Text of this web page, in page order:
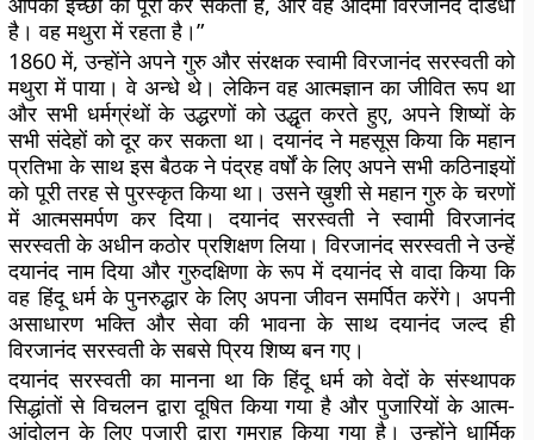
है। वह मथुरा में रहता है।”
1860 में, उन्होंने अपने गुरु और संरक्षक स्वामी विरजानंद सरस्वती को
मथुरा में पाया। वे अन्धे थे। लेकिन वह आत्मज्ञान का जीवित रूप था
और सभी धर्मग्रंथों के उद्धरणों को उद्धृत करते हुए, अपने शिष्यों के
सभी संदेहों को दूर कर सकता था। दयानंद ने महसूस किया कि महान
प्रतिभा के साथ इस बैठक ने पंद्रह वर्षों के लिए अपने सभी कठिनाइयों
को पूरी तरह से पुरस्कृत किया था। उसने ख़ुशी से महान गुरु के चरणों
में आत्मसमर्पण कर दिया। दयानंद सरस्वती ने स्वामी विरजानंद
सरस्वती के अधीन कठोर प्रशिक्षण लिया। विरजानंद सरस्वती ने उन्हें
दयानंद नाम दिया और गुरुदक्षिणा के रूप में दयानंद से वादा किया कि
वह हिंदू धर्म के पुनरुद्धार के लिए अपना जीवन समर्पित करेंगे। अपनी
असाधारण भक्ति और सेवा की भावना के साथ दयानंद जल्द ही
विरजानंद सरस्वती के सबसे प्रिय शिष्य बन गए।
दयानंद सरस्वती का मानना ​​था कि हिंदू धर्म को वेदों के संस्थापक
सिद्धांतों से विचलन द्वारा दूषित किया गया है और पुजारियों के आत्म-
आंदोलन के लिए पुजारी द्वारा गुमराह किया गया है। उन्होंने धार्मिक